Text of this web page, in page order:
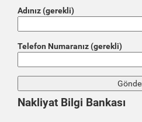
Adınız (gerekli)
Telefon Numaranız (gerekli)
Nakliyat Bilgi Bankası